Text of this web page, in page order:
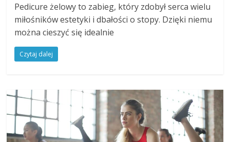
Pedicure żelowy to zabieg, który zdobył serca wielu
miłośników estetyki i dbałości o stopy. Dzięki niemu
można cieszyć się idealnie
Czytaj dalej